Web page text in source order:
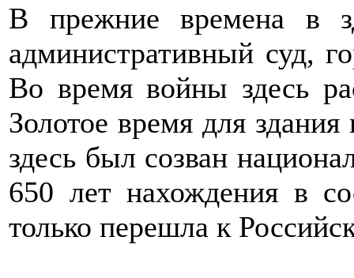
В прежние времена в
административный суд,
Во время войны здесь
Золотое время для
здесь был созван
650 лет нахождения в
только перешла к